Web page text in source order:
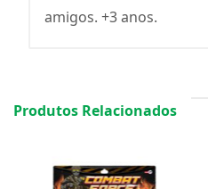
amigos. +3 anos.
Produtos Relacionados